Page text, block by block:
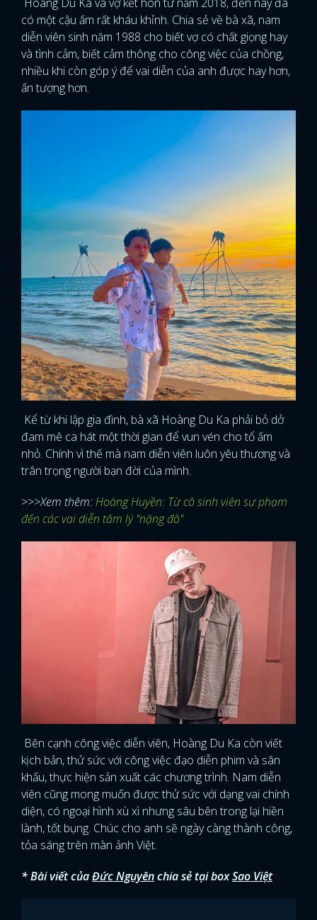
có một cậu ấm rất kháu khỉnh. Chia sẻ về bà xã, nam
diễn viên sinh năm 1988 cho biết vợ có chất giọng hay
và tình cảm, biết cảm thông cho công việc của chồng,
nhiều khi còn góp ý để vai diễn của anh được hay hơn,
ấn tượng hơn.
Kể từ khi lập gia đình, bà xã Hoàng Du Ka phải bỏ dở
đam mê ca hát một thời gian để vun vén cho tổ ấm
nhỏ. Chính vì thế mà nam diễn viên luôn yêu thương và
trân trọng người bạn đời của mình.
>>>Xem thêm:Hoàng Huyền: Từ cô sinh viên sư phạm
đến các vai diễn tâm lý "nặng đô"
Bên cạnh công việc diễn viên, Hoàng Du Ka còn viết
kịch bản, thử sức với công việc đạo diễn phim và sân
khấu, thực hiện sản xuất các chương trình. Nam diễn
viên cũng mong muốn được thử sức với dạng vai chính
diện, có ngoại hình xù xì nhưng sâu bên trong lại hiền
lành, tốt bụng. Chúc cho anh sẽ ngày càng thành công,
tỏa sáng trên màn ảnh Việt.
* Bài viết củaĐức Nguyênchia sẻ tại boxSao Việt